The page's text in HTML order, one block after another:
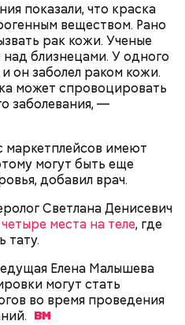
показали, что краска
веществом. Рано
рак кожи. Ученые
близнецами. У одного
он заболел раком кожи.
может спровоцировать
заболевания, —
маркетплейсов имеют
могут быть еще
добавил врач.
Светлана Денисевич
четыре места на теле, где
тату.
Елена Малышева
могут стать
во время проведения
нужно легко
ним добавляются зелень
масло.
— поделился рецептом
сахара, который
С одной стороны — это
энергию. Но важно
не нужно сильно
людям с
весом, —